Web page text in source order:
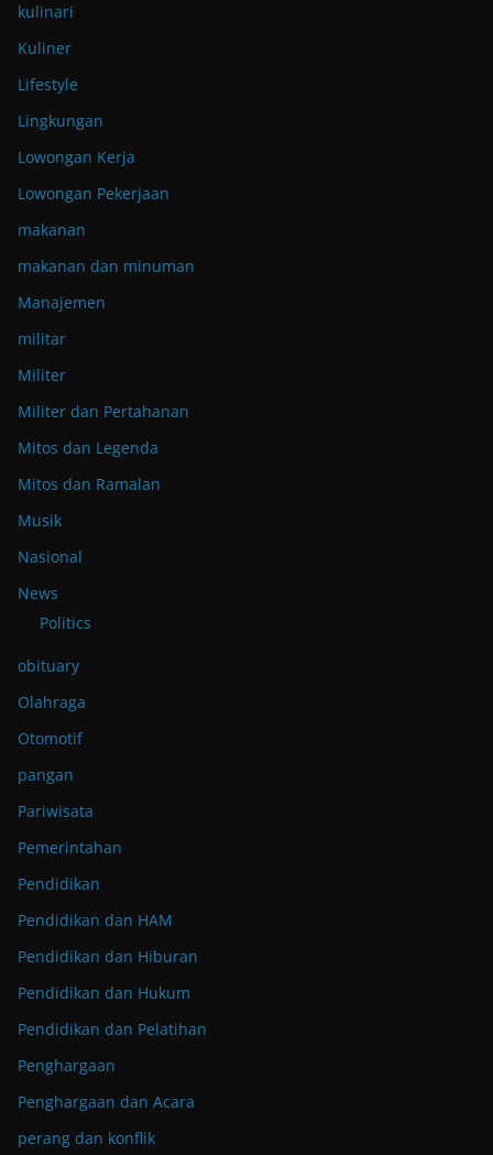
kulinari
Kuliner
Lifestyle
Lingkungan
Lowongan Kerja
Lowongan Pekerjaan
makanan
makanan dan minuman
Manajemen
militar
Militer
Militer dan Pertahanan
Mitos dan Legenda
Mitos dan Ramalan
Musik
Nasional
News
Politics
obituary
Olahraga
Otomotif
pangan
Pariwisata
Pemerintahan
Pendidikan
Pendidikan dan HAM
Pendidikan dan Hiburan
Pendidikan dan Hukum
Pendidikan dan Pelatihan
Penghargaan
Penghargaan dan Acara
perang dan konflik